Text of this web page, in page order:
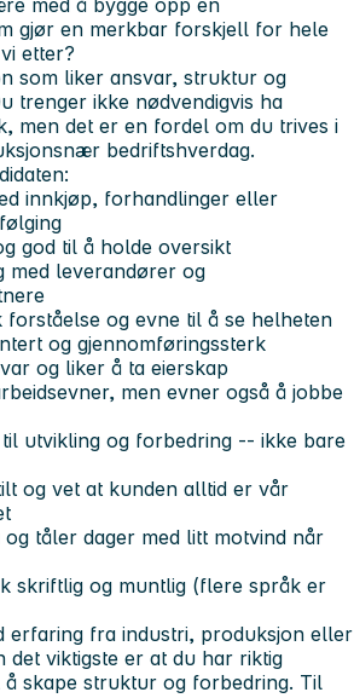
med å bygge opp en
gjør en merkbar forskjell for hele
etter?
som liker ansvar, struktur og
trenger ikke nødvendigvis ha
men det er en fordel om du trives i
bedriftshverdag.
innkjøp, forhandlinger eller
god til å holde oversikt
med leverandører og
forståelse og evne til å se helheten
og gjennomføringssterk
og liker å ta eierskap
men evner også å jobbe
utvikling og forbedring -- ikke bare
og vet at kunden alltid er vår
og tåler dager med litt motvind når
skriftlig og muntlig (flere språk er
erfaring fra industri, produksjon eller
det viktigste er at du har riktig
skape struktur og forbedring. Til